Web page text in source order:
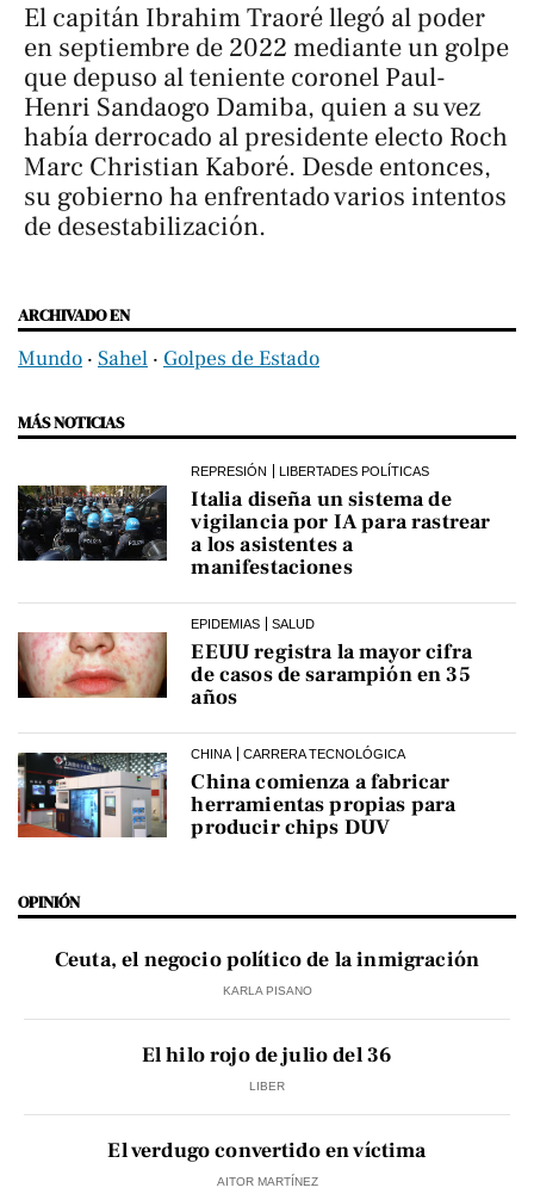
El capitán Ibrahim Traoré llegó al poder
en septiembre de 2022 mediante un golpe
que depuso al teniente coronel Paul-
Henri Sandaogo Damiba, quien a su vez
había derrocado al presidente electo Roch
Marc Christian Kaboré. Desde entonces,
su gobierno ha enfrentado varios intentos
de desestabilización.
ARCHIVADO EN
Mundo ‧ Sahel ‧ Golpes de Estado
MÁS NOTICIAS
REPRESIÓN LIBERTADES POLÍTICAS
Italia diseña un sistema de
vigilancia por IA para rastrear
a los asistentes a
manifestaciones
EPIDEMIAS SALUD
EEUU registra la mayor cifra
de casos de sarampión en 35
años
CHINA CARRERA TECNOLÓGICA
China comienza a fabricar
herramientas propias para
producir chips DUV
OPINIÓN
Ceuta, el negocio político de la inmigración
KARLA PISANO
El hilo rojo de julio del 36
LIBER
El verdugo convertido en víctima
AITOR MARTÍNEZ